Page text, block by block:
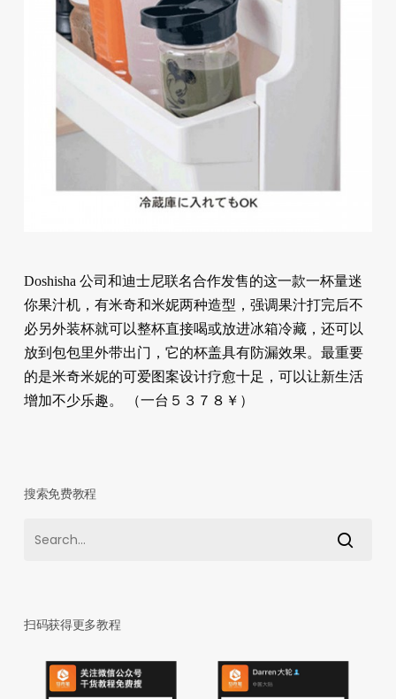
Doshisha 公司和迪士尼联名合作发售的这一款一杯量迷
你果汁机，有米奇和米妮两种造型，强调果汁打完后不
必另外装杯就可以整杯直接喝或放进冰箱冷藏，还可以
放到包包里外带出门，它的杯盖具有防漏效果。最重要
的是米奇米妮的可爱图案设计疗愈十足，可以让新生活
增加不少乐趣。 （一台５３７８￥）
搜索免费教程
扫码获得更多教程